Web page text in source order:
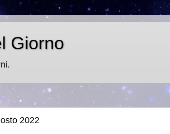
Giorno
2022